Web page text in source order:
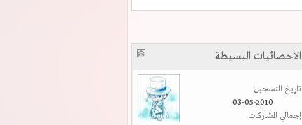
الاحصائيات البسيطة
تاريخ التسجيل
03-05-2010
إجمالي المشاركات